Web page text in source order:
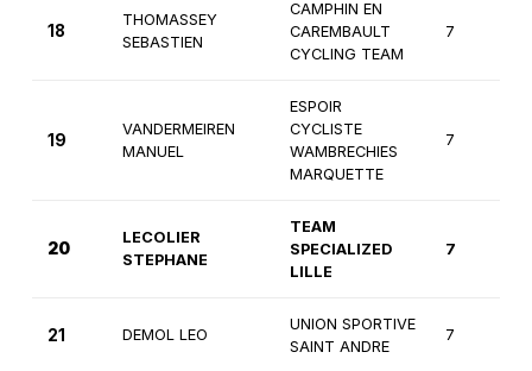
18
THOMASSEY
SEBASTIEN
CAMPHIN EN
CAREMBAULT
CYCLING TEAM
7
19
VANDERMEIREN
MANUEL
ESPOIR
CYCLISTE
WAMBRECHIES
MARQUETTE
7
20
LECOLIER
STEPHANE
TEAM
SPECIALIZED
LILLE
7
21 DEMOL LEO
UNION SPORTIVE
SAINT ANDRE
7